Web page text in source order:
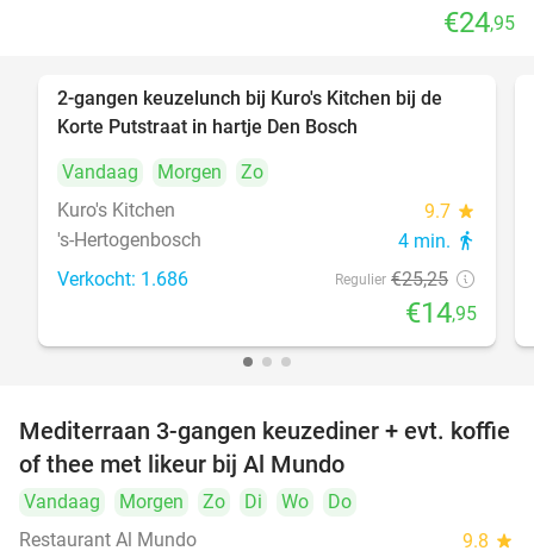
€24,95
2-gangen keuzelunch bij Kuro's Kitchen bij de
Korte Putstraat in hartje Den Bosch
Vandaag
Morgen
Zo
Kuro's Kitchen
9.7 star
's-Hertogenbosch 4 min. directions_walk
Verkocht: 1.686 Regulier €25,25
€14,95
27%
Mediterraan 3-gangen keuzediner + evt. koffie
of thee met likeur bij Al Mundo
Vandaag Morgen Zo Di Wo
Do
Restaurant Al Mundo
9.8 star